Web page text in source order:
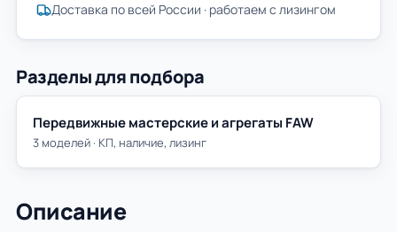
Доставка по всей России · работаем с лизингом
Разделы для подбора
Передвижные мастерские и агрегаты FAW
3 моделей · КП, наличие, лизинг
Описание